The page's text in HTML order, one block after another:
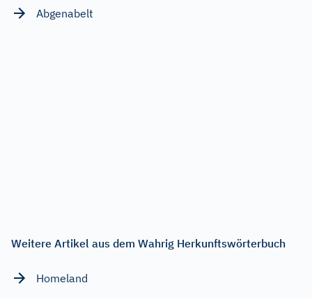
Abgenabelt
Weitere Artikel aus dem Wahrig Herkunftswörterbuch
Homeland